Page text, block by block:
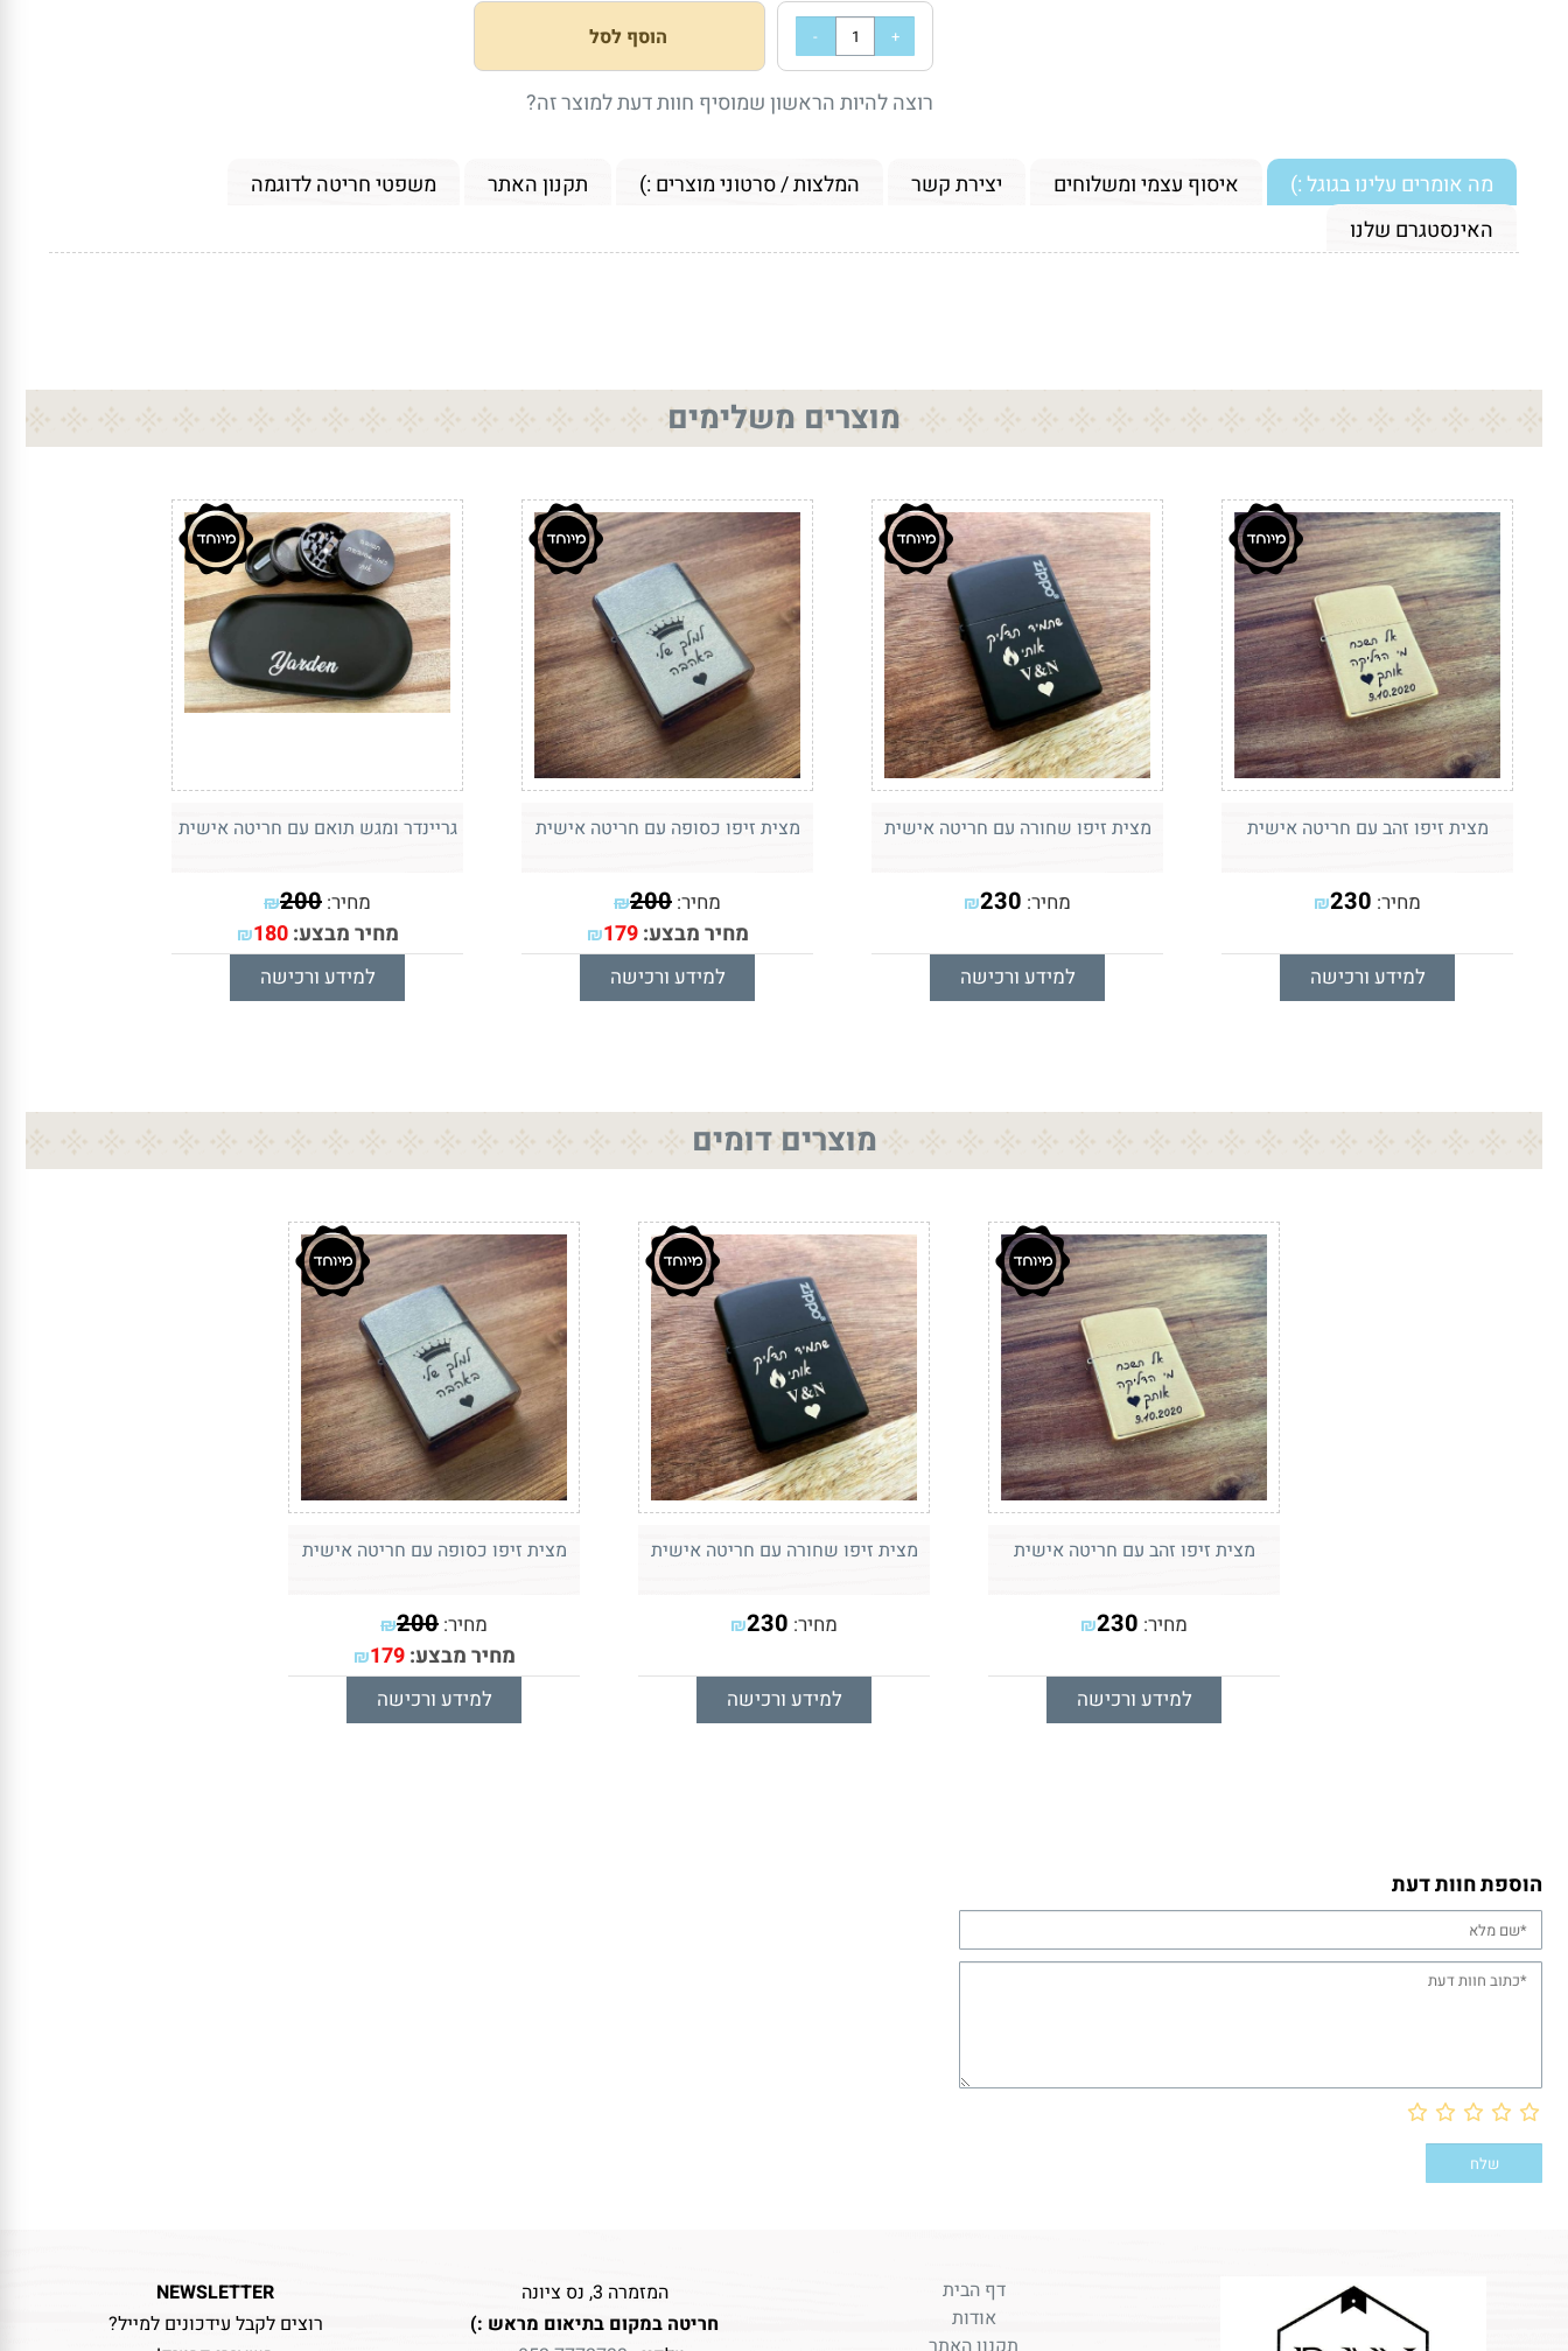
הוסף לסל
רוצה להיות הראשון שמוסיף חוות דעת למוצר זה?
מה אומרים עלינו בגוגל :) איסוף עצמי ומשלוחים יצירת קשר המלצות / סרטוני מוצרים :) תקנון האתר
משפטי חריטה לדוגמה
האינסטגרם שלנו
מוצרים משלימים
מצית זיפו זהב עם חריטה אישית
מחיר: ₪230
למידע ורכישה
מצית זיפו שחורה עם חריטה אישית
מחיר: ₪230
למידע ורכישה
מצית זיפו כסופה עם חריטה אישית
מחיר: ₪200
מחיר מבצע: ₪179
למידע ורכישה
גריינדר ומגש תואם עם חריטה אישית
מחיר: ₪200
מחיר מבצע: ₪180
למידע ורכישה
מוצרים דומים
מצית זיפו זהב עם חריטה אישית
מחיר: ₪230
למידע ורכישה
מצית זיפו שחורה עם חריטה אישית
מחיר: ₪230
למידע ורכישה
מצית זיפו כסופה עם חריטה אישית
מחיר: ₪200
מחיר מבצע: ₪179
למידע ורכישה
הוספת חוות דעת
דף הבית
אודות
המזמרה 3, נס ציונה
חריטה במקום בתיאום מראש :)
NEWSLETTER
רוצים לקבל עידכונים למייל?